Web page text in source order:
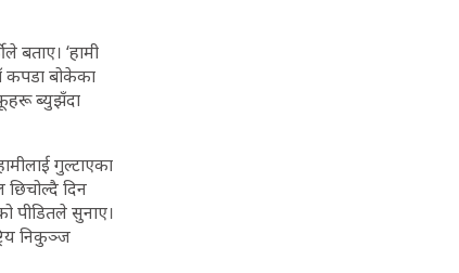
बताए। ‘हामी
कपडा बोकेका
ब्युझँदा
गुल्टाएका
दिन
पीडितले सुनाए।
निकुञ्ज